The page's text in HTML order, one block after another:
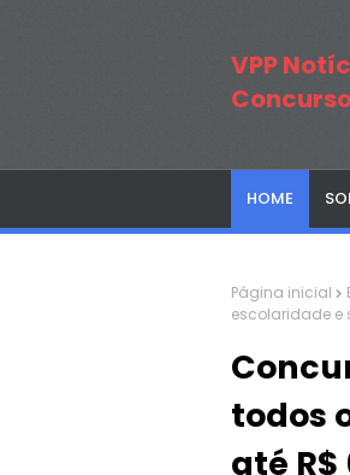
VPP
HOME
Página inicial
escolaridade e
todos
até R$